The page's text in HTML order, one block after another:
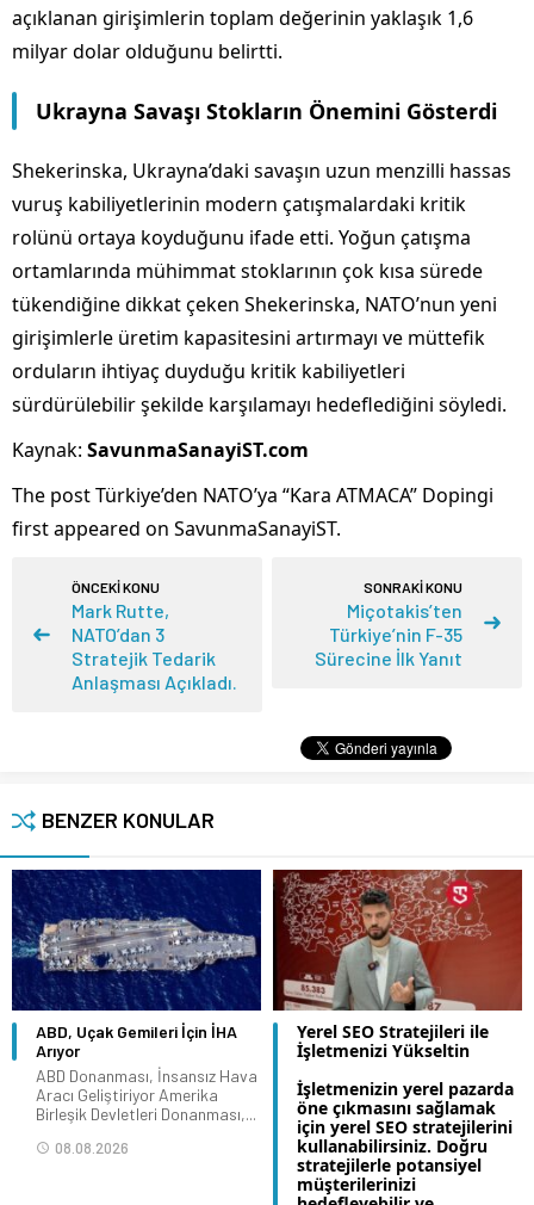
açıklanan girişimlerin toplam değerinin yaklaşık 1,6
milyar dolar olduğunu belirtti.
Ukrayna Savaşı Stokların Önemini Gösterdi
Shekerinska, Ukrayna’daki savaşın uzun menzilli hassas
vuruş kabiliyetlerinin modern çatışmalardaki kritik
rolünü ortaya koyduğunu ifade etti. Yoğun çatışma
ortamlarında mühimmat stoklarının çok kısa sürede
tükendiğine dikkat çeken Shekerinska, NATO’nun yeni
girişimlerle üretim kapasitesini artırmayı ve müttefik
orduların ihtiyaç duyduğu kritik kabiliyetleri
sürdürülebilir şekilde karşılamayı hedeflediğini söyledi.
Kaynak: SavunmaSanayiST.com
The post Türkiye’den NATO’ya “Kara ATMACA” Dopingi
first appeared on SavunmaSanayiST.
ÖNCEKİ KONU
Mark Rutte,
NATO’dan 3
Stratejik Tedarik
Anlaşması Açıkladı.
SONRAKİ KONU
Miçotakis’ten
Türkiye’nin F-35
Sürecine İlk Yanıt
BENZER KONULAR
ABD, Uçak Gemileri İçin İHA
Arıyor
ABD Donanması, İnsansız Hava
Aracı Geliştiriyor Amerika
Birleşik Devletleri Donanması,...
08.08.2026
Yerel SEO Stratejileri ile
İşletmenizi Yükseltin
İşletmenizin yerel pazarda
öne çıkmasını sağlamak
için yerel SEO stratejilerini
kullanabilirsiniz. Doğru
stratejilerle potansiyel
müşterilerinizi